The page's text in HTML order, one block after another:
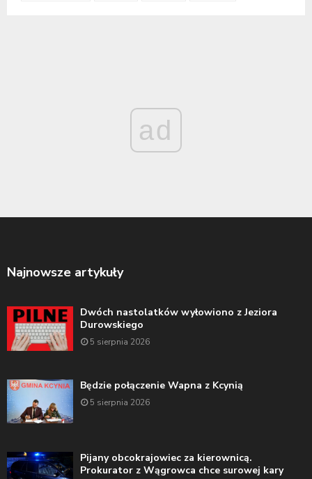
ad
Najnowsze artykuły
Dwóch nastolatków wyłowiono z Jeziora
Durowskiego
5 sierpnia 2026
Będzie połączenie Wapna z Kcynią
5 sierpnia 2026
Pijany obcokrajowiec za kierownicą.
Prokurator z Wągrowca chce surowej kary